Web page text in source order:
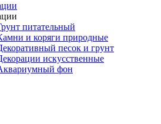
питательный
и коряги природные
песок и грунт
искусственные
фон